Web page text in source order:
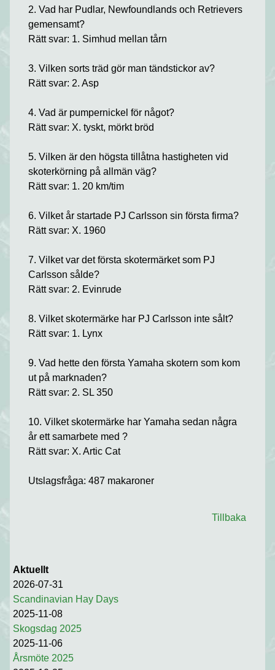
2. Vad har Pudlar, Newfoundlands och Retrievers
gemensamt?
Rätt svar: 1. Simhud mellan tårn
3. Vilken sorts träd gör man tändstickor av?
Rätt svar: 2. Asp
4. Vad är pumpernickel för något?
Rätt svar: X. tyskt, mörkt bröd
5. Vilken är den högsta tillåtna hastigheten vid
skoterkörning på allmän väg?
Rätt svar: 1. 20 km/tim
6. Vilket år startade PJ Carlsson sin första firma?
Rätt svar: X. 1960
7. Vilket var det första skotermärket som PJ
Carlsson sålde?
Rätt svar: 2. Evinrude
8. Vilket skotermärke har PJ Carlsson inte sålt?
Rätt svar: 1. Lynx
9. Vad hette den första Yamaha skotern som kom
ut på marknaden?
Rätt svar: 2. SL 350
10. Vilket skotermärke har Yamaha sedan några
år ett samarbete med ?
Rätt svar: X. Artic Cat
Utslagsfråga: 487 makaroner
Tillbaka
Aktuellt
2026-07-31
Scandinavian Hay Days
2025-11-08
Skogsdag 2025
2025-11-06
Årsmöte 2025